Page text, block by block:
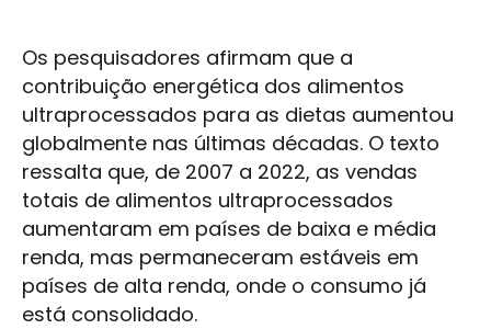
Os pesquisadores afirmam que a
contribuição energética dos alimentos
ultraprocessados para as dietas aumentou
globalmente nas últimas décadas. O texto
ressalta que, de 2007 a 2022, as vendas
totais de alimentos ultraprocessados
aumentaram em países de baixa e média
renda, mas permaneceram estáveis em
países de alta renda, onde o consumo já
está consolidado.